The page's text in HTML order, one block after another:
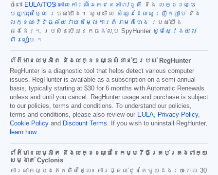
ចំពោះ EULA/TOS គោលការណ៍ឯកជនភាព/ខូគី និង
លក្ខខណ្ឌ
បញ្ចុះតម្លៃ
របស់យើង។ សូមមើល សំណួរដែលសួរញឹកញាប់ និង
លក្ខណៈវិនិច្ឆ័យវាយតម្លៃការគំរាមកំហែង
របស់យើង
ផងដែរ។ ប្រសិនបើអ្នកចង់លុប SpyHunter សូមស្វែងយល់
ពីរបៀប ។
ព័ត៌មានលម្អិត និងលក្ខខណ្ឌសំខាន់ៗរបស់ RegHunter
RegHunter is a diagnostic tool that helps detect various computer
issues. RegHunter is available as a subscription on a semi-annual
basis, typically starting at $30 for 6 months with Automatic Renewals
unless and until you cancel. RegHunter usage and purchase is subject
to our policies, terms and conditions. To understand our policies,
terms and conditions, please also review our EULA Privacy Policy,
Cookie Policy and Discount Terms . If you wish to uninstall RegHunter,
learn how.
ព័ត៌មានលម្អិត និងលក្ខខណ្ឌនៃកម្មវិធីគ្រប់គ្រងពាក្យ
សម្ងាត់ Cyclonis
ការសាកល្បងឥតគិតថ្លៃ៖ ការផ្តល់ជូនតែមួយដងរយៈពេល 30